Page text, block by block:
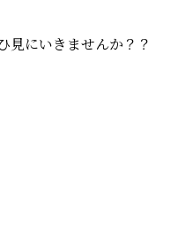
見にいきませんか？？